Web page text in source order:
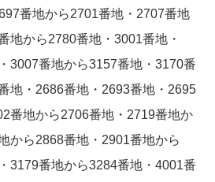
番地から2701番地・2707番地
地から2780番地・3001番地・
3007番地から3157番地・3170番
地・2686番地・2693番地・2695
番地から2706番地・2719番地か
から2868番地・2901番地から
3179番地から3284番地・4001番